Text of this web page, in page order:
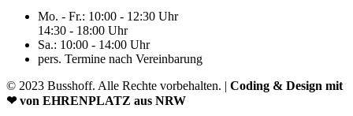
Mo. - Fr.: 10:00 - 12:30 Uhr
14:30 - 18:00 Uhr
Sa.: 10:00 - 14:00 Uhr
pers. Termine nach Vereinbarung
© 2023 Busshoff. Alle Rechte vorbehalten. | Coding & Design mit
❤ von EHRENPLATZ aus NRW